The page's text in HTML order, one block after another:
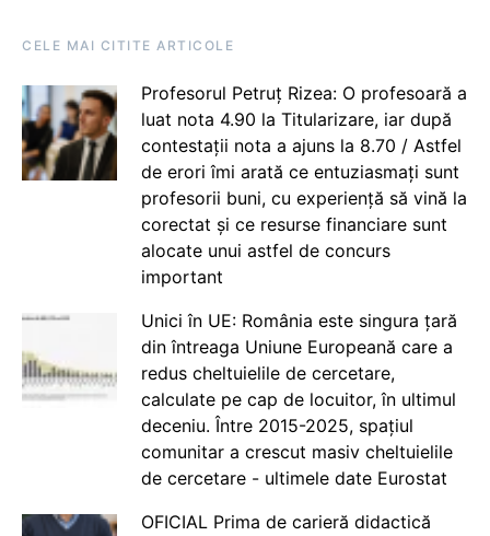
CELE MAI CITITE ARTICOLE
Profesorul Petruț Rizea: O profesoară a
luat nota 4.90 la Titularizare, iar după
contestații nota a ajuns la 8.70 / Astfel
de erori îmi arată ce entuziasmați sunt
profesorii buni, cu experiență să vină la
corectat și ce resurse financiare sunt
alocate unui astfel de concurs
important
Unici în UE: România este singura țară
din întreaga Uniune Europeană care a
redus cheltuielile de cercetare,
calculate pe cap de locuitor, în ultimul
deceniu. Între 2015-2025, spațiul
comunitar a crescut masiv cheltuielile
de cercetare - ultimele date Eurostat
OFICIAL Prima de carieră didactică